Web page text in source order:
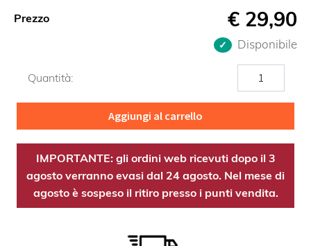
Prezzo € 29,90
Disponibile
Quantità:
Vitamina
C+PQQ
quantità
Aggiungi al carrello
IMPORTANTE: gli ordini web ricevuti dopo il 3
agosto verranno evasi dal 24 agosto. Nel mese di
agosto è sospeso il ritiro presso i punti vendita.